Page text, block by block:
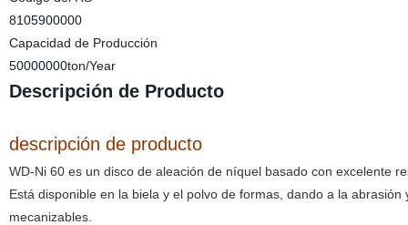
8105900000
Capacidad de Producción
50000000ton/Year
Descripción de Producto
descripción de producto
WD-Ni 60 es un disco de aleación de níquel basado con excelente
Está disponible en la biela y el polvo de formas, dando a la
mecanizables.